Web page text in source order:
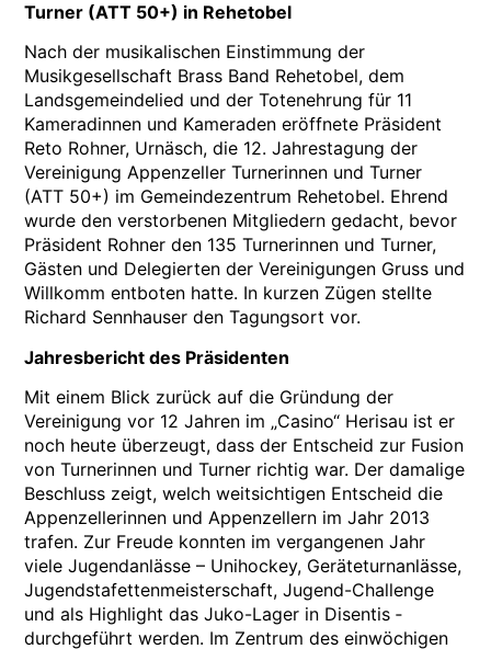
Turner (ATT 50+) in Rehetobel
Nach der musikalischen Einstimmung der
Musikgesellschaft Brass Band Rehetobel, dem
Landsgemeindelied und der Totenehrung für 11
Kameradinnen und Kameraden eröffnete Präsident
Reto Rohner, Urnäsch, die 12. Jahrestagung der
Vereinigung Appenzeller Turnerinnen und Turner
(ATT 50+) im Gemeindezentrum Rehetobel. Ehrend
wurde den verstorbenen Mitgliedern gedacht, bevor
Präsident Rohner den 135 Turnerinnen und Turner,
Gästen und Delegierten der Vereinigungen Gruss und
Willkomm entboten hatte. In kurzen Zügen stellte
Richard Sennhauser den Tagungsort vor.
Jahresbericht des Präsidenten
Mit einem Blick zurück auf die Gründung der
Vereinigung vor 12 Jahren im „Casino“ Herisau ist er
noch heute überzeugt, dass der Entscheid zur Fusion
von Turnerinnen und Turner richtig war. Der damalige
Beschluss zeigt, welch weitsichtigen Entscheid die
Appenzellerinnen und Appenzellern im Jahr 2013
trafen. Zur Freude konnten im vergangenen Jahr
viele Jugendanlässe – Unihockey, Geräteturnanlässe,
Jugendstafettenmeisterschaft, Jugend-Challenge
und als Highlight das Juko-Lager in Disentis ­
durchgeführt werden. Im Zentrum des einwöchigen